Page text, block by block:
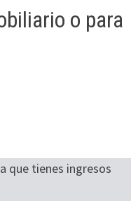
o para
que tienes ingresos